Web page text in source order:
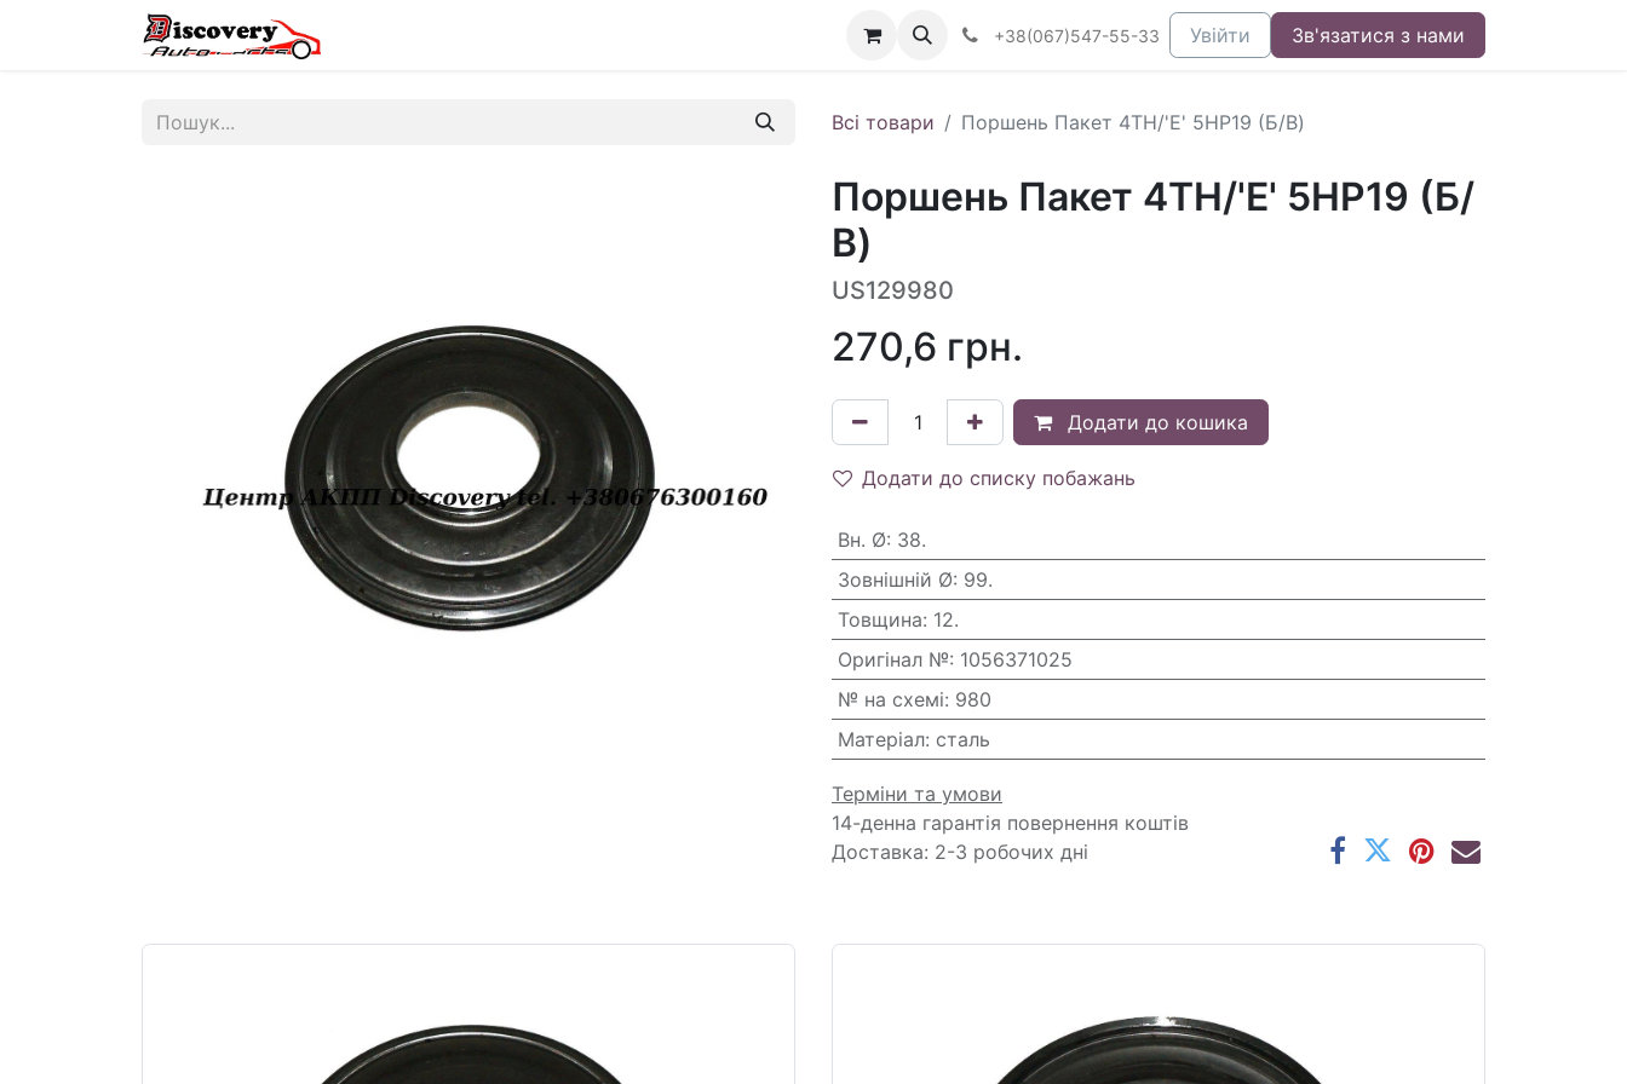
+38(067)547-55-33 Увійти Зв'язатися з нами
Всі товари Поршень Пакет 4TH/'E' 5HP19 (Б/В)
Поршень Пакет 4TH/'E' 5HP19 (Б/
В)
US129980
270,6 грн.
Додати до кошика
Додати до списку побажань
Вн. Ø: 38.
Зовнішній Ø: 99.
Товщина: 12.
Оригінал №: 1056371025
№ на схемі: 980
Матеріал: сталь
Терміни та умови
14-денна гарантія повернення коштів
Доставка: 2-3 робочих дні